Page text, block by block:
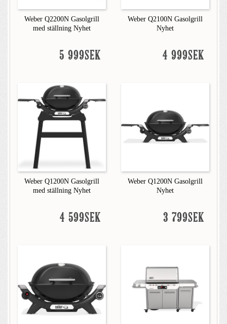
Weber Q2200N Gasolgrill
med ställning Nyhet
5 999SEK
Weber Q2100N Gasolgrill
Nyhet
4 999SEK
Weber Q1200N Gasolgrill
med ställning Nyhet
4 599SEK
Weber Q1200N Gasolgrill
Nyhet
3 799SEK